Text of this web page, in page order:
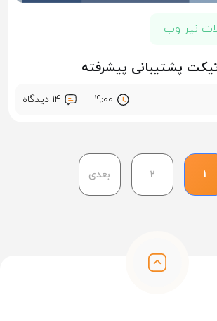
نیر وب
پشتیبانی پیشرفته
19:00 14 ديدگاه
1
2 بعدی